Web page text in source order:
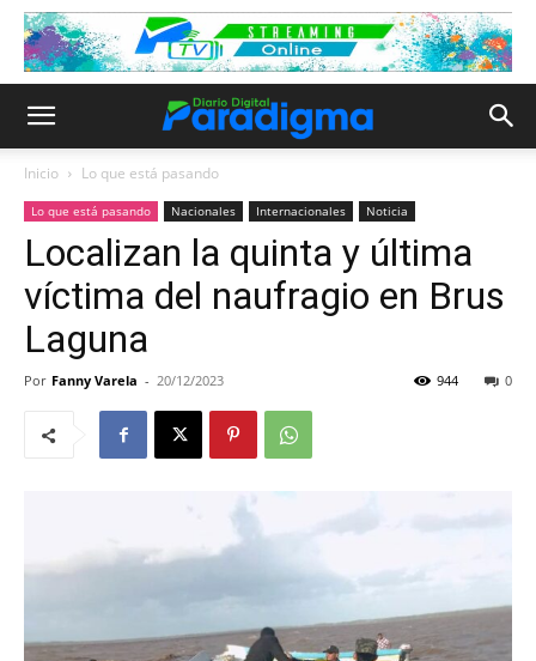
Inicio Lo que está pasando
Lo que está pasando Nacionales Internacionales Noticia
Localizan la quinta y última
víctima del naufragio en Brus
Laguna
Por Fanny Varela - 20/12/2023 0
944